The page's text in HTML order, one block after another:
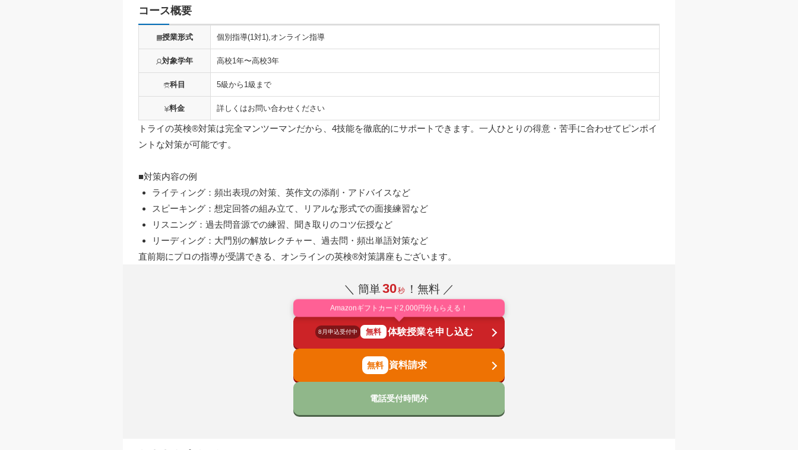
コース概要
授業形式 個別指導(1対1),オンライン指導
対象学年 高校1年〜高校3年
科目 5級から1級まで
料金 詳しくはお問い合わせください
トライの英検®対策は完全マンツーマンだから、4技能を徹底的にサポートできます。一人ひとりの得意・苦手に合わせてピンポイ
ントな対策が可能です。
■対策内容の例
ライティング：頻出表現の対策、英作文の添削・アドバイスなど
スピーキング：想定回答の組み立て、リアルな形式での面接練習など
リスニング：過去問音源での練習、聞き取りのコツ伝授など
リーディング：大門別の解放レクチャー、過去問・頻出単語対策など
直前期にプロの指導が受講できる、オンラインの英検®対策講座もございます。
＼ 簡単30秒 ！無料 ／
Amazonギフトカード2,000円分もらえる！
8月申込受付中 無料 体験授業を申し込む
資料請求
電話受付時間外